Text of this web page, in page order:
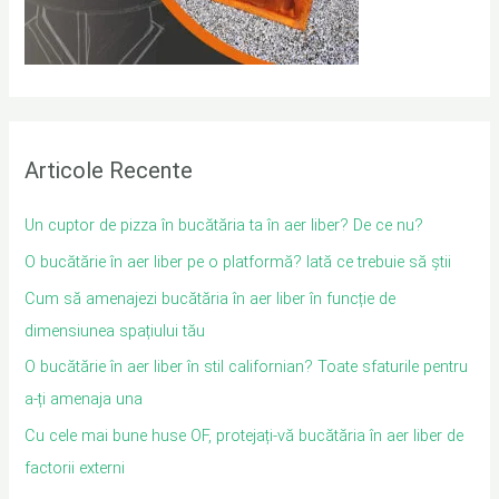
Articole Recente
Un cuptor de pizza în bucătăria ta în aer liber? De ce nu?
O bucătărie în aer liber pe o platformă? Iată ce trebuie să știi
Cum să amenajezi bucătăria în aer liber în funcție de
dimensiunea spațiului tău
O bucătărie în aer liber în stil californian? Toate sfaturile pentru
a-ți amenaja una
Cu cele mai bune huse OF, protejați-vă bucătăria în aer liber de
factorii externi